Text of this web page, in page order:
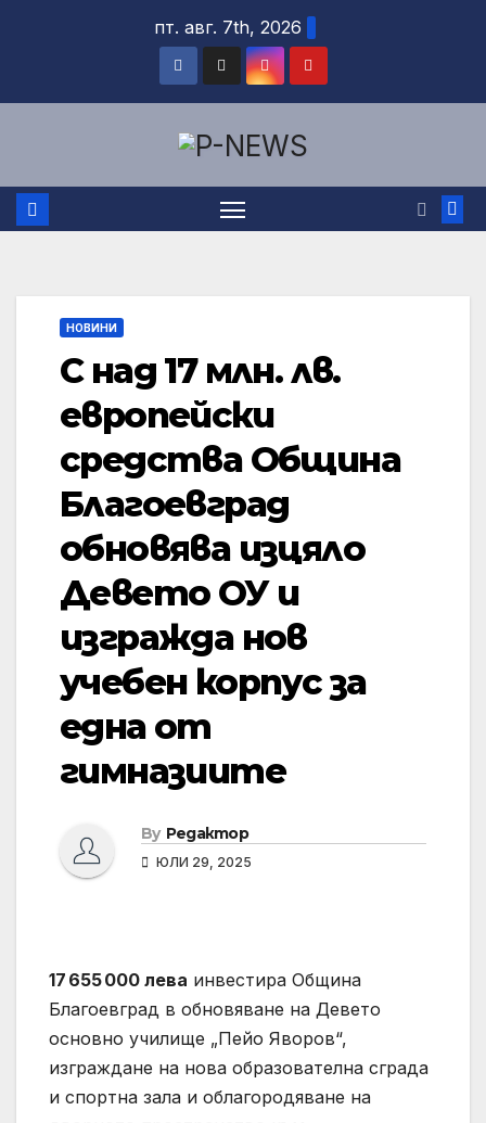
пт. авг. 7th, 2026
НОВИНИ
С над 17 млн. лв.
европейски
средства Община
Благоевград
обновява изцяло
Девето ОУ и
изгражда нов
учебен корпус за
една от
гимназиите
By Редактор
ЮЛИ 29, 2025
17 655 000 лева инвестира Община
Благоевград в обновяване на Девето
основно училище „Пейо Яворов“,
изграждане на нова образователна сграда
и спортна зала и облагородяване на